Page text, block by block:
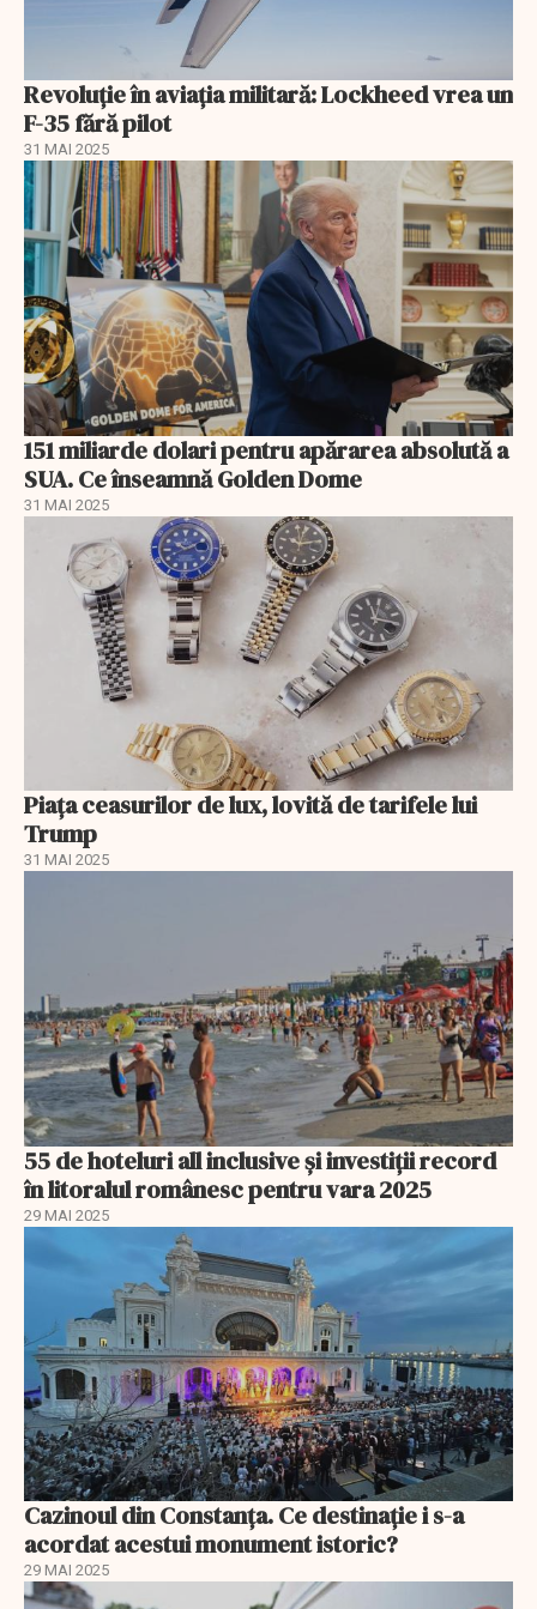
Revoluție în aviația militară: Lockheed vrea un
F-35 fără pilot
31 MAI 2025
151 miliarde dolari pentru apărarea absolută a
SUA. Ce înseamnă Golden Dome
31 MAI 2025
Piața ceasurilor de lux, lovită de tarifele lui
Trump
31 MAI 2025
55 de hoteluri all inclusive și investiții record
în litoralul românesc pentru vara 2025
29 MAI 2025
Cazinoul din Constanța. Ce destinație i s-a
acordat acestui monument istoric?
29 MAI 2025